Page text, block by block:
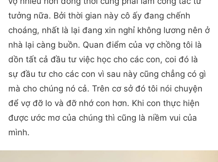
tưởng nữa. Bởi thời gian này cô ấy đang chếnh
choáng, nhất là lại đang xin nghỉ không lương nên ở
nhà lại càng buồn. Quan điểm của vợ chồng tôi là
dồn tất cả đầu tư việc học cho các con, coi đó là
sự đầu tư cho các con vì sau này cũng chẳng có gì
mà cho chúng nó cả. Trên cơ sở đó tôi nói chuyện
để vợ đỡ lo và đỡ nhớ con hơn. Khi con thực hiện
được ước mơ của chúng thì cũng là niềm vui của
mình.